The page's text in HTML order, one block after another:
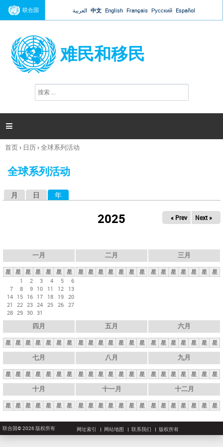
Jump to navigation
联合国 العربية 中文 English Français Русский Español
难民和移民
搜
索

你
这
首页› 日历›全球系列活动
全球系列活动
月 日 年
2025 « Prev Next »
一月
星 星 星 星 星 星
星
1
2 3 4 5
6
7
8 9 10 11 12
13
14 15 16 17 18 19 20
21
22 23 24 25 26 27
28 29 30 31
二月
星 星 星 星 星 星 星
三月
星 星 星 星 星 星 星
四月
星 星 星 星 星 星 星
五月
星 星 星 星 星 星 星
六月
星 星 星 星 星 星 星
七月
星 星 星 星 星 星 星
八月
星 星 星 星 星 星 星
九月
星 星 星 星 星 星 星
十月
星 星 星 星 星 星 星
十一月
星 星 星 星 星 星 星
十二月
星 星 星 星 星 星 星
联合国© 2026 版权所有 网址索引 网站地图 联系我们 版权所有